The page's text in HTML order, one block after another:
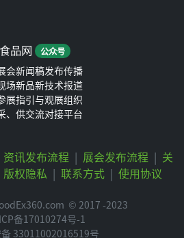
品网 公众号
会新闻稿发布传播
场新品新技术报道
展指引与观展组织
、供交流对接平台
资讯发布流程 | 展会发布流程 | 关
版权隐私 | 联系方式 | 使用协议
© 2017 -2023
备17010274号-1
33011002016519号